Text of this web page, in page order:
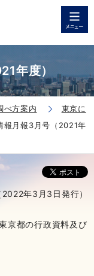
年度）
べ方案内
東京に
報月報3月号（2021年
年3月3日発行）
京都の行政資料及び